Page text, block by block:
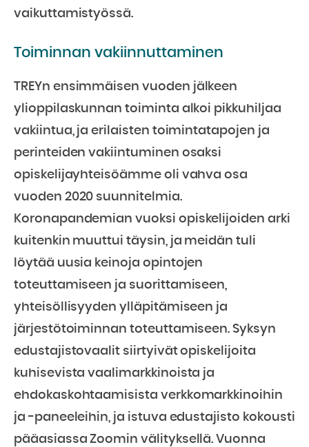
vaikuttamistyössä.
Toiminnan vakiinnuttaminen
TREYn ensimmäisen vuoden jälkeen
ylioppilaskunnan toiminta alkoi pikkuhiljaa
vakiintua, ja erilaisten toimintatapojen ja
perinteiden vakiintuminen osaksi
opiskelijayhteisöämme oli vahva osa
vuoden 2020 suunnitelmia.
Koronapandemian vuoksi opiskelijoiden arki
kuitenkin muuttui täysin, ja meidän tuli
löytää uusia keinoja opintojen
toteuttamiseen ja suorittamiseen,
yhteisöllisyyden ylläpitämiseen ja
järjestötoiminnan toteuttamiseen. Syksyn
edustajistovaalit siirtyivät opiskelijoita
kuhisevista vaalimarkkinoista ja
ehdokaskohtaamisista verkkomarkkinoihin
ja -paneeleihin, ja istuva edustajisto kokousti
pääasiassa Zoomin välityksellä. Vuonna